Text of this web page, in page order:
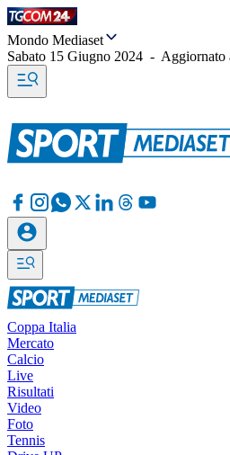
Mondo Mediaset
Sabato 15 Giugno 2024 - Aggiornato
Coppa Italia
Mercato
Calcio
Live
Risultati
Video
Foto
Tennis